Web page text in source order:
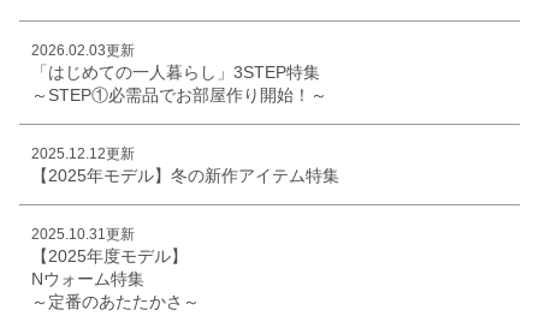
2026.02.03更新
「はじめての一人暮らし」3STEP特集
～STEP①必需品でお部屋作り開始！～
2025.12.12更新
【2025年モデル】冬の新作アイテム特集
2025.10.31更新
【2025年度モデル】
Nウォーム特集
～定番のあたたかさ～